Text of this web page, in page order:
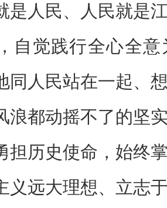
是人民、人民就是
自觉践行全心全
同人民站在一起、
浪都动摇不了的坚
历史使命，始终
义远大理想、立志